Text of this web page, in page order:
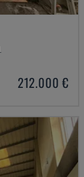
212.000 €